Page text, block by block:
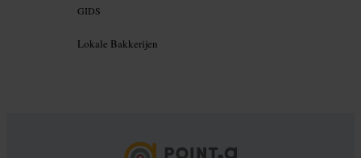
GIDS
Lokale Bakkerijen